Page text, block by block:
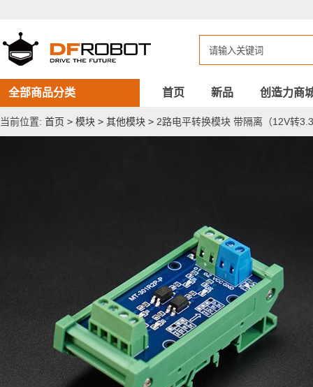
平
转
换
模
块
带
隔
离
全部商品分类 首页 新品 创造力商
当前位置: 首页 > 模块 > 其他模块 > 2路电平转换模块 带隔离（12V转